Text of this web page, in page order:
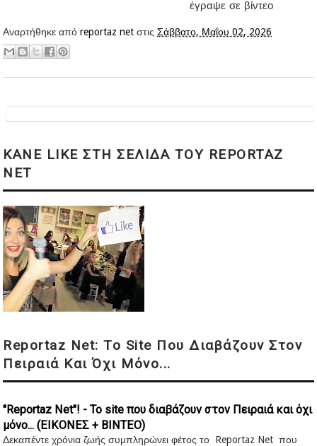
έγραψε σε βίντεο
Αναρτήθηκε απόreportaz net στιςΣάββατο, Μαΐου 02, 2026
KANE LIKE ΣΤΗ ΣΕΛΙΔΑ ΤΟΥ REPORTAZ
NET
Reportaz Net: Το Site Που Διαβάζουν Στον
Πειραιά Και Όχι Μόνο...
"Reportaz Net"! - Το site που διαβάζουν στον Πειραιά και όχι
μόνο... (ΕΙΚΟΝΕΣ + ΒΙΝΤΕΟ)
Δεκαπέντε χρόνια ζωής συμπληρώνει φέτος το Reportaz Net που